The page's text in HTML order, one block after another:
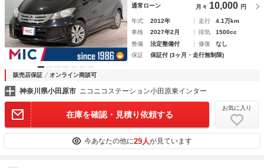
通常ローン 月々 10,000 円
年式 2012年 走行
4.1万km
車検
2027年2月 排気
1500cc
整備
法定整備付 修復
なし
保証
保証付 (3ヶ月・走行無制限)
販売店保証 オンライン商談可
神奈川県小田原市 ニコニコステーション小田原東インター
在庫を確認・見積り依頼する
お気に入り
今あなたの他に29人が見ています